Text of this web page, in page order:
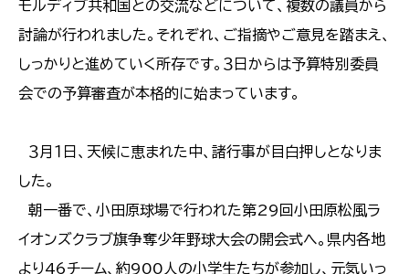
モルディブ共和国との交流などについて、複数の議員から
討論が行われました。それぞれ、ご指摘やご意見を踏まえ、
しっかりと進めていく所存です。３日からは予算特別委員
会での予算審査が本格的に始まっています。
３月１日、天候に恵まれた中、諸行事が目白押しとなりま
した。
朝一番で、小田原球場で行われた第29回小田原松風ラ
イオンズクラブ旗争奪少年野球大会の開会式へ。県内各地
より46チーム、約900人の小学生たちが参加し、元気いっ